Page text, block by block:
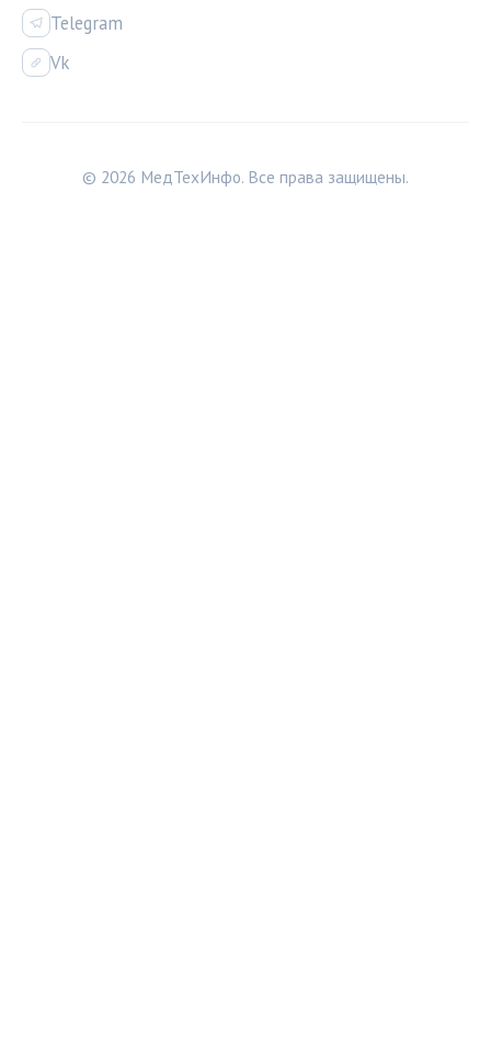
Telegram
Vk
© 2026 МедТехИнфо. Все права защищены.